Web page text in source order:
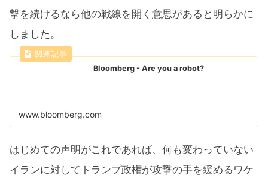
撃を続けるなら他の戦線を開く意思があると明らかに
しました。
Bloomberg - Are you a robot?
www.bloomberg.com
はじめての声明がこれであれば、何も変わっていない
イランに対してトランプ政権が攻撃の手を緩めるワケ